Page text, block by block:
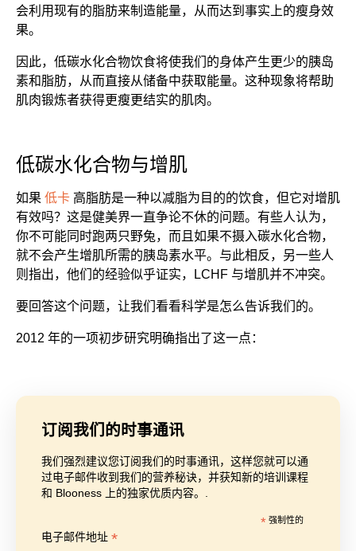
会利用现有的脂肪来制造能量，从而达到事实上的瘦身效
果。
因此，低碳水化合物饮食将使我们的身体产生更少的胰岛
素和脂肪，从而直接从储备中获取能量。这种现象将帮助
肌肉锻炼者获得更瘦更结实的肌肉。
低碳水化合物与增肌
如果 低卡 高脂肪是一种以减脂为目的的饮食，但它对增肌
有效吗？这是健美界一直争论不休的问题。有些人认为，
你不可能同时跑两只野兔，而且如果不摄入碳水化合物，
就不会产生增肌所需的胰岛素水平。与此相反，另一些人
则指出，他们的经验似乎证实，LCHF 与增肌并不冲突。
要回答这个问题，让我们看看科学是怎么告诉我们的。
2012 年的一项初步研究明确指出了这一点：
订阅我们的时事通讯
我们强烈建议您订阅我们的时事通讯，这样您就可以通
过电子邮件收到我们的营养秘诀，并获知新的培训课程
和 Blooness 上的独家优质内容。.
* 强制性的
电子邮件地址 *